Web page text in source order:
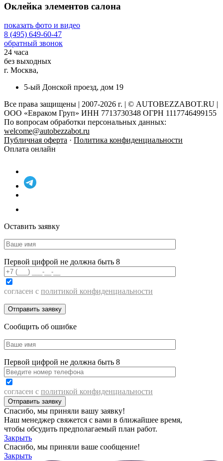
Оклейка элементов салона
показать фото и видео
8 (495) 649-60-47
обратный звонок
24 часа
без выходных
г. Москва,
5-ый Донской проезд, дом 19
Все права защищены | 2007-2026 г. | © AUTOBEZZABOT.RU |
ООО «Евраком Груп» ИНН 7713730348 ОГРН 1117746499155
По вопросам обработки персональных данных:
welcome@autobezzabot.ru
Публичная оферта · Политика конфиденциальности
Оплата онлайн
Оставить заявку
Первой цифрой не должна быть 8
согласен с политикой конфиденциальности
Сообщить об ошибке
Первой цифрой не должна быть 8
согласен с политикой конфиденциальности
Спасибо, мы приняли вашу заявку!
Наш менеджер свяжется с вами в ближайшее время,
чтобы обсудить предполагаемый план работ.
Закрыть
Спасибо, мы приняли ваше сообщение!
Закрыть